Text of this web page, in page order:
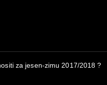
za jesen-zimu 2017/2018 ?